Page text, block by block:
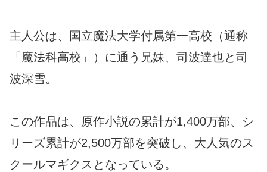
主人公は、国立魔法大学付属第一高校（通称
「魔法科高校」）に通う兄妹、司波達也と司
波深雪。
この作品は、原作小説の累計が1,400万部、シ
リーズ累計が2,500万部を突破し、大人気のス
クールマギクスとなっている。